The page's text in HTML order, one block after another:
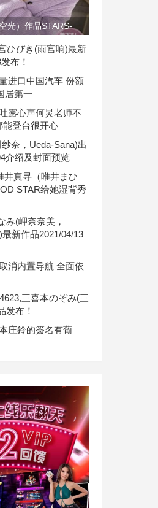
光）作品STARS-
览ひびき(雨宫响)最新
布！
进口中国汽车 份额
居第一
露心声何炅老师不
能登台很开心
纱奈，Ueda-Sana)出
介绍及封面预览
井真寻（唯井まひ
STAR给她湿背秀
み(岬奈奈美，
新作品2021/04/13
消内置导航 全面依
三喜本のぞみ(三
发布！
庄鈴的簽名有葡